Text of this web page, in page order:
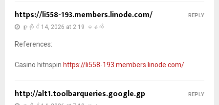
https://li558-193.members.linode.com/
ဇူလိုင် 14, 2026 at 2:19 မနက်
References:
Casino hitnspin https://li558-193.members.linode.com/
REPLY
http://alt1.toolbarqueries.google.gp REPLY